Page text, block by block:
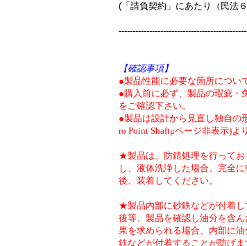
(「請負契約」にあたり（民法
【確認事項】
●製品性能に必要な箇所につい
●購入前に必ず、製品の瑕疵
をご確認下さい。
●製品は設計から見直し独自の
ro Point Shaftμページ非表示)よ
★製品は、防錆処理を行ってお
し、液体洗浄した場合、完全
後、装着してください。
★製品内部に砂鉄などが付着
後等、製品を確認し油分を含
果を求められる場合、内部に
鉄などが付着することが防げま